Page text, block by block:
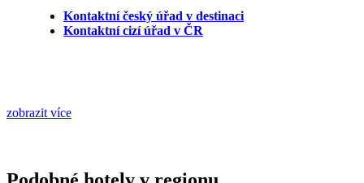
Kontaktní český úřad v destinaci
Kontaktní cizí úřad v ČR
zobrazit více